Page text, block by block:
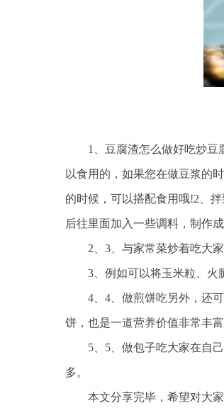
1、豆腐渣怎么做好吃炒
以食用的，如果您在做豆浆的
的时候，可以搭配食用哦!2、
后往里面加入一些调料，制作
2、3、与家常菜炒着吃大
3、例如可以将玉米粒、火
4、4、做煎饼吃另外，还
饼，也是一道营养价值非常丰富
5、5、做包子吃大家在自
多。
本文分享完毕，希望对大家